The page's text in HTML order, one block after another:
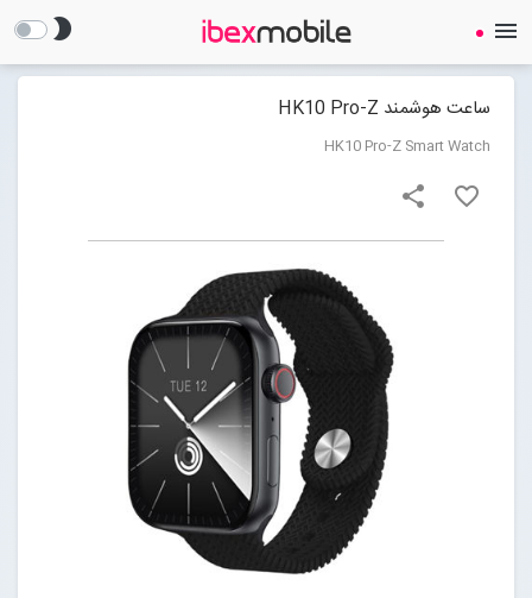
brightness_2 menu
ساعت هوشمند HK10 Pro-Z
HK10 Pro-Z Smart Watch
favorite_border
share